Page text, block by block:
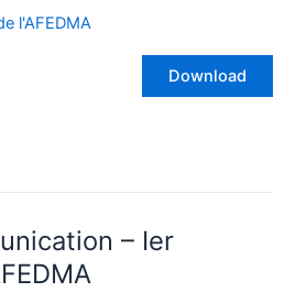
l'AFEDMA
Download
– Ier